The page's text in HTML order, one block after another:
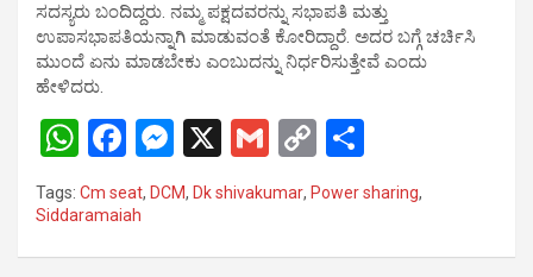
ಸದಸ್ಯರು ಬಂದಿದ್ದರು. ನಮ್ಮ ಪಕ್ಷದವರನ್ನು ಸಭಾಪತಿ ಮತ್ತು
ಉಪಾಸಭಾಪತಿಯನ್ನಾಗಿ ಮಾಡುವಂತೆ ಕೋರಿದ್ದಾರೆ. ಅದರ ಬಗ್ಗೆ ಚರ್ಚಿಸಿ
ಮುಂದೆ ಏನು ಮಾಡಬೇಕು ಎಂಬುದನ್ನು ನಿರ್ಧರಿಸುತ್ತೇವೆ ಎಂದು
ಹೇಳಿದರು.
W
h
at
s
F
a
ce
b
M
es
se
n
X
G
ail
C
o
Li
h
e
Tags: Cm seat, DCM, Dk shivakumar, Power sharing,
Siddaramaiah